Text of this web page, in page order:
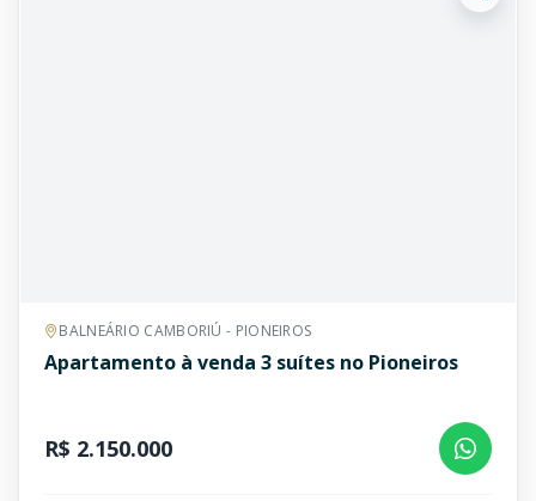
BALNEÁRIO CAMBORIÚ - PIONEIROS
Apartamento à venda 3 suítes no Pioneiros
R$ 2.150.000